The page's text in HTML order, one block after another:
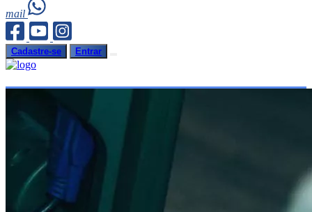
mail
Cadastre-se Entrar